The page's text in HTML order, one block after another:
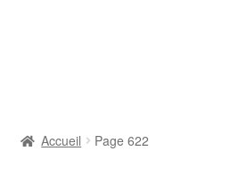
Accueil Page 622